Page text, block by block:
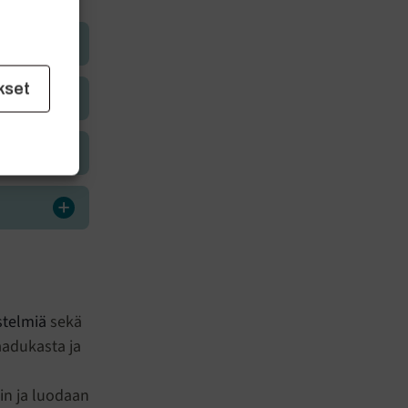
sekä
ja
ja luodaan